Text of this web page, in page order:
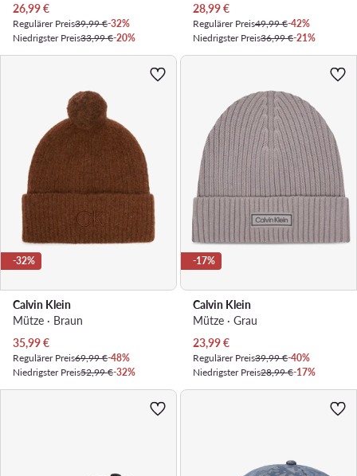
Aktueller Preis
26,99€
Regulärer Preis39,99 €-32%
Niedrigster Preis33,99 €-20%
Aktueller Preis
28,99€
Regulärer Preis49,99 €-42%
Niedrigster Preis36,99 €-21%
-32%
Calvin Klein
Mütze · Braun
Aktueller Preis
35,99€
Regulärer Preis69,99 €-48%
Niedrigster Preis52,99 €-32%
-17%
Calvin Klein
Mütze · Grau
Aktueller Preis
23,99€
Regulärer Preis39,99 €-40%
Niedrigster Preis28,99 €-17%